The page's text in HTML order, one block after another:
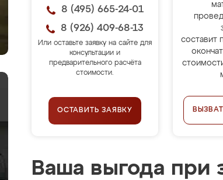
8 (495) 665-24-01
8 (926) 409-68-13
Или оставьте заявку на сайте для
консультации и
предварительного расчёта
стоимости.
ОСТАВИТЬ ЗАЯВКУ
составит
Ваша выгода при